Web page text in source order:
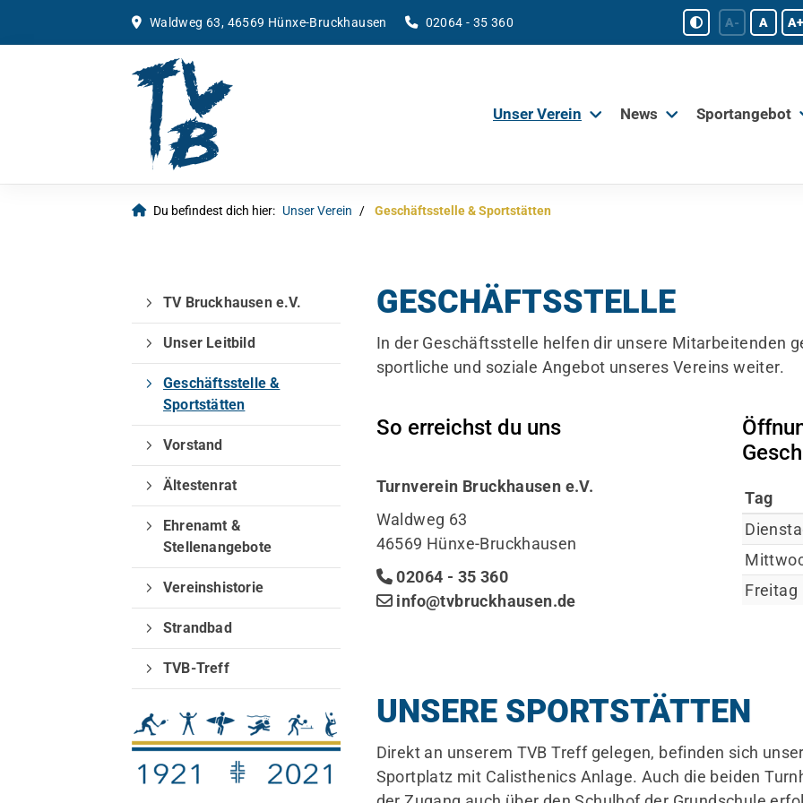
Waldweg 63, 46569 Hünxe-Bruckhausen 02064 - 35 360 A- A A+
Unser Verein News Sportangebot
Du befindest dich hier: Unser Verein Geschäftsstelle & Sportstätten
GESCHÄFTSSTELLE
In der Geschäftsstelle helfen dir unsere Mitarbeitenden
sportliche und soziale Angebot unseres Vereins weiter.
So erreichst du uns
Turnverein Bruckhausen e.V.
Waldweg 63
46569 Hünxe-Bruckhausen
02064 - 35 360
info@tvbruckhausen.de
Tag
Freitag
UNSERE SPORTSTÄTTEN
Direkt an unserem TVB Treff gelegen, befinden sich
Sportplatz mit Calisthenics Anlage. Auch die beiden
TV Bruckhausen e.V.
Unser Leitbild
Geschäftsstelle &
Sportstätten
Vorstand
Ältestenrat
Ehrenamt &
Stellenangebote
Vereinshistorie
Strandbad
TVB-Treff
QUICKLINKS